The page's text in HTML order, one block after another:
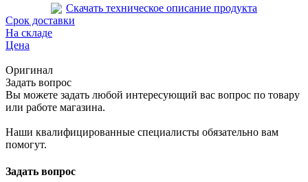
Скачать техническое описание продукта
Срок доставки
На складе
Цена
Оригинал
Задать вопрос
Вы можете задать любой интересующий вас вопрос по товару
или работе магазина.
Наши квалифицированные специалисты обязательно вам
помогут.
Задать вопрос